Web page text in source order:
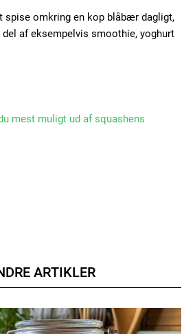
spise omkring en kop blåbær dagligt,
af eksempelvis smoothie, yoghurt
mest muligt ud af squashens
ARTIKLER